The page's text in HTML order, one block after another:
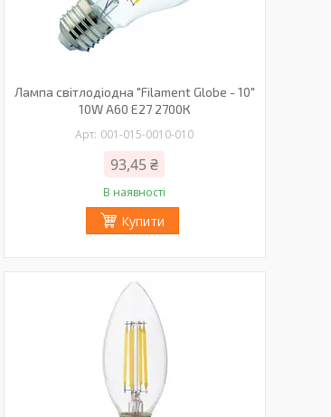
Лампа світлодіодна "Filament Globe - 10"
10W A60 Е27 2700К
001-015-0010-010
93,45 ₴
В наявності
Купити